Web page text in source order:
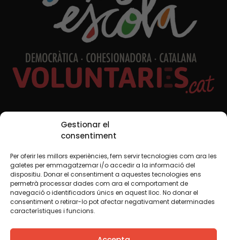
Gestionar el
consentiment
Per oferir les millors experiències, fem servir tecnologies com ara les
galetes per emmagatzemar i/o accedir a la informació del
dispositiu. Donar el consentiment a aquestes tecnologies ens
permetrà processar dades com ara el comportament de
navegació o identificadors únics en aquest lloc. No donar el
consentiment o retirar-lo pot afectar negativament determinades
característiques i funcions.
Xarxes Socials
TWT YTB IG FB IN
Avís legalPolítica de cookies
Creiem que el coneixement s’ha de compartir. Per això